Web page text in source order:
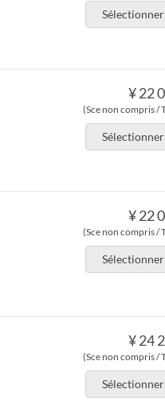
Sélectionner
¥ 22
(Sce non compris /
Sélectionner
¥ 22
(Sce non compris /
Sélectionner
¥ 24
(Sce non compris /
Sélectionner